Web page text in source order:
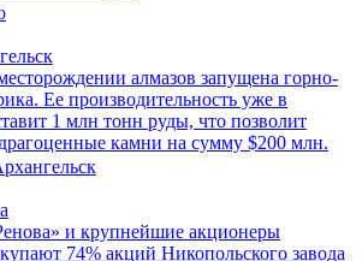
алмазов запущена горно-
Ее производительность уже в
1 млн тонн руды, что позволит
камни на сумму $200 млн.
и крупнейшие акционеры
74% акций Никопольского завода